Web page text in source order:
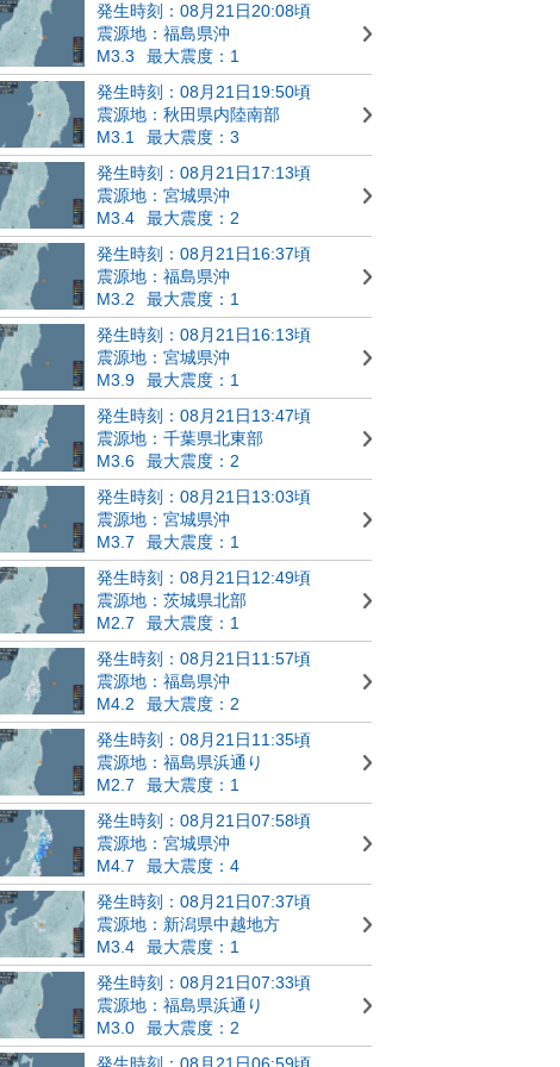
発生時刻：08月21日20:08頃
震源地：福島県沖
M3.3
最大震度：1
発生時刻：08月21日19:50頃
震源地：秋田県内陸南部
M3.1
最大震度：3
発生時刻：08月21日17:13頃
震源地：宮城県沖
M3.4
最大震度：2
発生時刻：08月21日16:37頃
震源地：福島県沖
M3.2
最大震度：1
発生時刻：08月21日16:13頃
震源地：宮城県沖
M3.9
最大震度：1
発生時刻：08月21日13:47頃
震源地：千葉県北東部
M3.6
最大震度：2
発生時刻：08月21日13:03頃
震源地：宮城県沖
M3.7
最大震度：1
発生時刻：08月21日12:49頃
震源地：茨城県北部
M2.7
最大震度：1
発生時刻：08月21日11:57頃
震源地：福島県沖
M4.2
最大震度：2
発生時刻：08月21日11:35頃
震源地：福島県浜通り
M2.7
最大震度：1
発生時刻：08月21日07:58頃
震源地：宮城県沖
M4.7
最大震度：4
発生時刻：08月21日07:37頃
震源地：新潟県中越地方
M3.4
最大震度：1
発生時刻：08月21日07:33頃
震源地：福島県浜通り
M3.0
最大震度：2
発生時刻：08月21日06:59頃